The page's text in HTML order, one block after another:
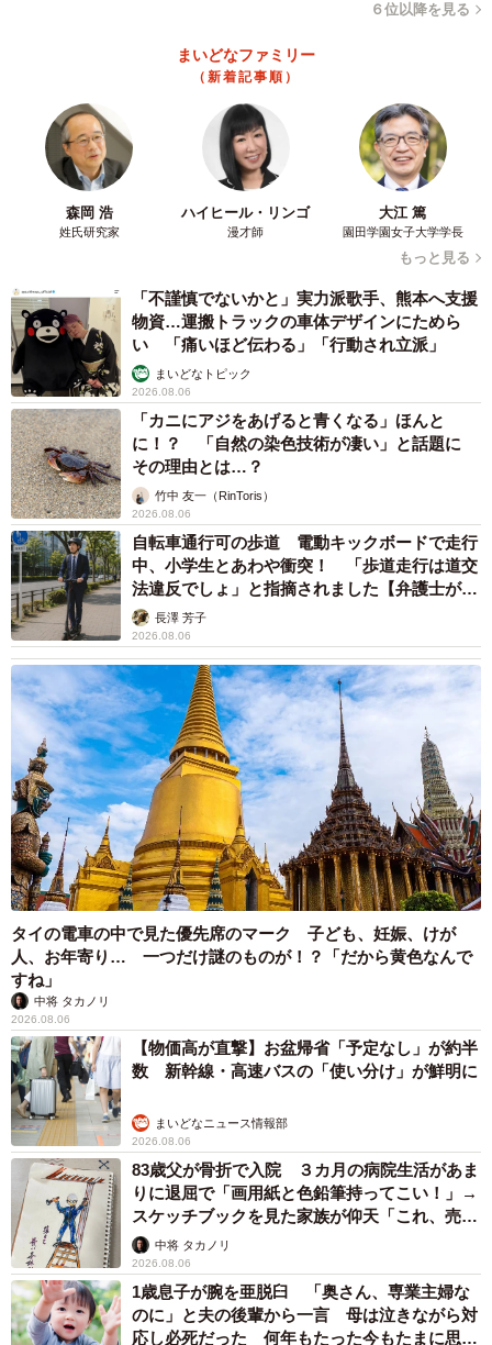
６位以降を見る
まいどなファミリー
（新着記事順）
森岡 浩
姓氏研究家
ハイヒール・リンゴ
漫才師
大江 篤
園田学園女子大学学長
もっと見る
「不謹慎でないかと」実力派歌手、熊本へ支援
物資…運搬トラックの車体デザインにためら
い 「痛いほど伝わる」「行動され立派」
まいどなトピック
2026.08.06
「カニにアジをあげると青くなる」ほんと
に！？ 「自然の染色技術が凄い」と話題に
その理由とは…？
竹中 友一（RinToris）
2026.08.06
自転車通行可の歩道 電動キックボードで走行
中、小学生とあわや衝突！ 「歩道走行は道交
法違反でしょ」と指摘されました【弁護士が解
説】長澤 芳子
2026.08.06
タイの電車の中で見た優先席のマーク 子ども、妊娠、けが
人、お年寄り… 一つだけ謎のものが！？「だから黄色なんで
すね」
中将 タカノリ
2026.08.06
【物価高が直撃】お盆帰省「予定なし」が約半
数 新幹線・高速バスの「使い分け」が鮮明に
まいどなニュース情報部
2026.08.06
83歳父が骨折で入院 ３カ月の病院生活があま
りに退屈で「画用紙と色鉛筆持ってこい！」→
スケッチブックを見た家族が仰天「これ、売れ
ますよ…」
中将 タカノリ
2026.08.06
1歳息子が腕を亜脱臼 「奥さん、専業主婦な
のに」と夫の後輩から一言 母は泣きながら対
応し必死だった 何年もたった今もたまに思い